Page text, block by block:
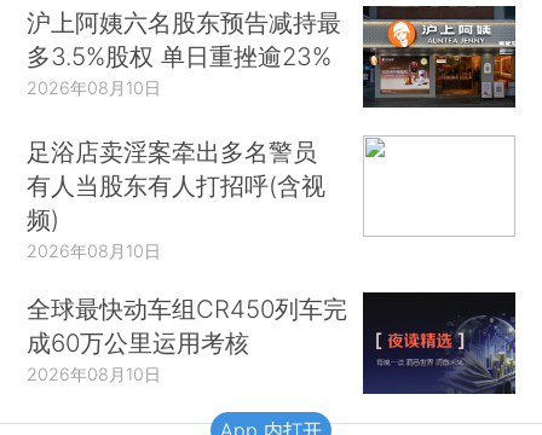
沪上阿姨六名股东预告减持最
多3.5%股权 单日重挫逾23%
2026年08月10日
足浴店卖淫案牵出多名警员
有人当股东有人打招呼(含视
频)
2026年08月10日
全球最快动车组CR450列车完
成60万公里运用考核
2026年08月10日
App 内打开